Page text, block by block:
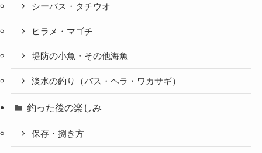
シーバス・タチウオ
ヒラメ・マゴチ
堤防の小魚・その他海魚
淡水の釣り（バス・ヘラ・ワカサギ）
釣った後の楽しみ
保存・捌き方